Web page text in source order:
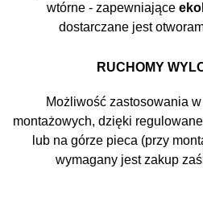
wtórne - zapewniające
dostarczane jest
RUCHOMY
Możliwość zastosowania
montażowych, dzięki
lub na górze pieca (przy
wymagany jest zakup